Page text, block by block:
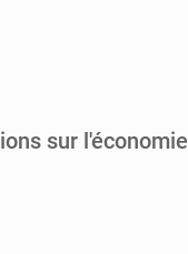
en faveur de la jeunesse
produits forestiers non ligneux
sur l'économie